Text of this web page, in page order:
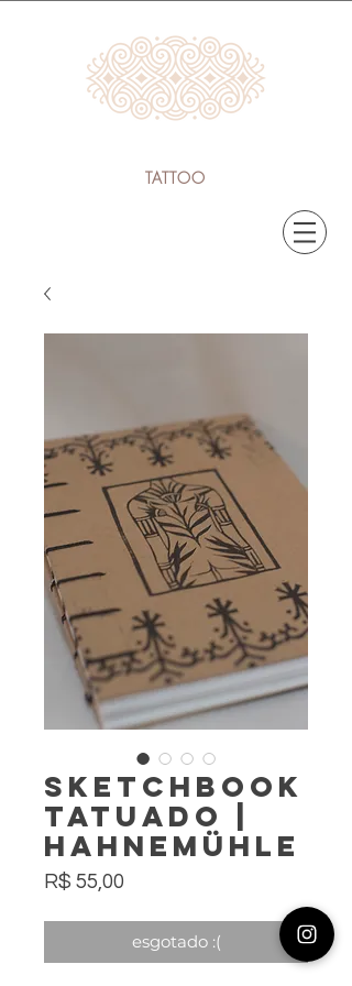
TATTOO
sketchbook
tatuado |
hahnemühle
R$ 55,00
esgotado :(